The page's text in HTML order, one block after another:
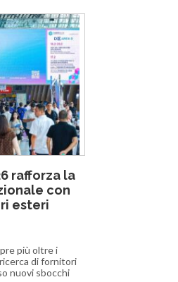
rafforza la
con
esteri
più oltre i
di fornitori
nuovi sbocchi